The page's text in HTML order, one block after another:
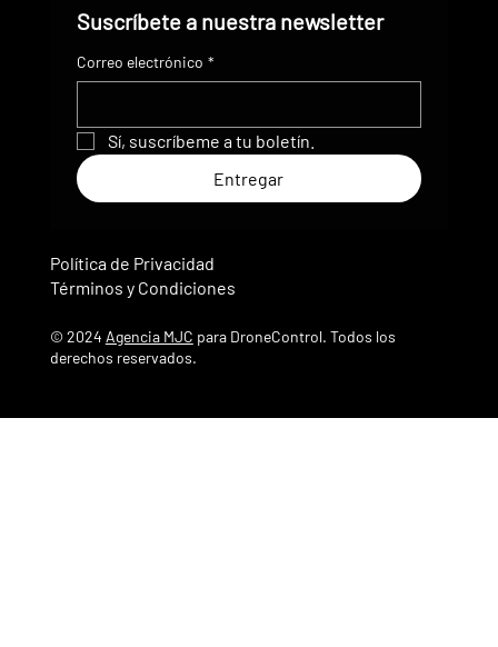
Suscríbete a nuestra newsletter
Correo electrónico *
Sí, suscríbeme a tu boletín.
Entregar
© 2024 Agencia MJC para DroneControl. Todos los
derechos reservados.
Términos y Condiciones
Política de Privacidad